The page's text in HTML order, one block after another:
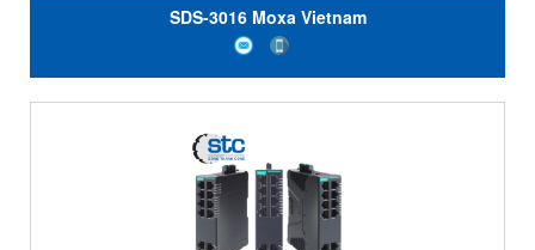
SDS-3016 Moxa Vietnam